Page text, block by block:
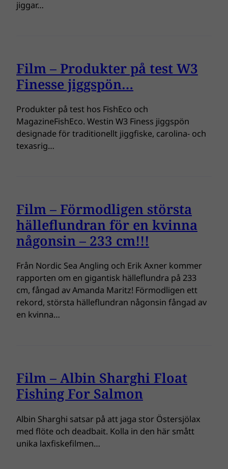
jiggar…
Film – Produkter på test W3
Finesse jiggspön…
Produkter på test hos FishEco och
MagazineFishEco. Westin W3 Finess jiggspön
designade för traditionellt jiggfiske, carolina- och
texasrig…
Film – Förmodligen största
hälleflundran för en kvinna
någonsin – 233 cm!!!
Från Nordic Sea Angling och Erik Axner kommer
rapporten om en gigantisk hälleflundra på 233
cm, fångad av Amanda Maritz! Förmodligen ett
rekord, största hälleflundran någonsin fångad av
en kvinna…
Film – Albin Sharghi Float
Fishing For Salmon
Albin Sharghi satsar på att jaga stor Östersjölax
med flöte och deadbait. Kolla in den här smått
unika laxfiskefilmen…